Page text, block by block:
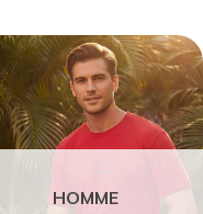
HOMME